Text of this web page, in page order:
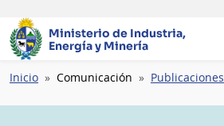
Ministerio de Industria,
Energía y Minería
Ruta
navegación
Inicio Comunicación Publicaciones